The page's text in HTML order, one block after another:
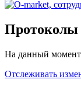
Протоколы
На данный момент
Отслеживать